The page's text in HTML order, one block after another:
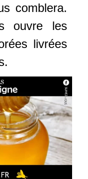
comblera.
ouvre les
livrées